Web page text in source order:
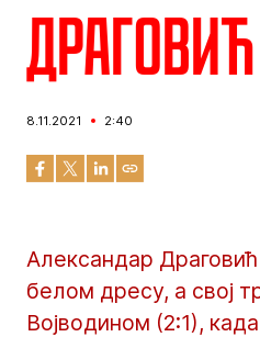
8.11.2021 2:40
Александар
белом дресу, а свој
Војводином (2:1),